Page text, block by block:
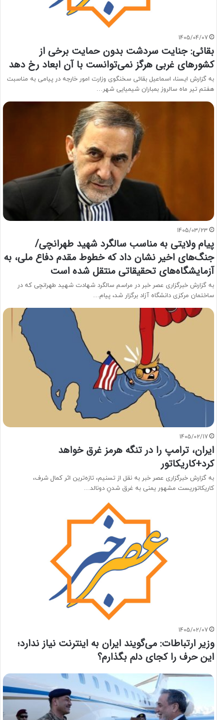
1405/04/07
بقائی: جنایت سردشت بدون حمایت برخی از
کشورهای غربی هرگز نمی‌توانست با آن ابعاد رخ دهد
به گزارش ایسنا، اسماعیل بقائی سخنگوی وزارت امور خارجه در پیامی به مناسبت
هفتم تیر ماه سالروز بمباران شیمیایی شهر…
1405/03/23
پیام ولایتی به مناسب سالگرد شهید طهرانچی/
جنگ‌های اخیر نشان داد که خطوط مقدم دفاع ملی، به
آزمایشگاه‌های تحقیقاتی منتقل شده است
به گزارش خبرگزاری عصر خبر در مراسم سالگرد شهادت شهید طهرانچی که در
ساختمان مرکزی دانشگاه آزاد برگزار شد، پیام…
1405/02/17
ایران، ترامپ را در تنگه هرمز غرق خواهد
کرد+کاریکاتور
به گزارش خبرگزاری عصر خبر به نقل از تسنیم، تازه‌ترین اثر کمال شرف،
کاریکاتوریست مشهور یمنی به غرق شدنِ دونالد…
1405/02/07
وزیر ارتباطات: می‌گویند ایران به اینترنت نیاز ندارد؛
این حرف را کجای دلم بگذارم؟